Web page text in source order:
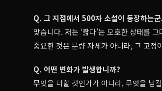
Q. 그 지점에서 500자 소설이 등장하는
맞습니다. 저는 ‘짧다’는 모호한 상태를
중요한 것은 분량 자체가 아니라, 그 고정
Q. 어떤 변화가 발생합니까?
무엇을 더할 것인가가 아니라, 무엇을 남